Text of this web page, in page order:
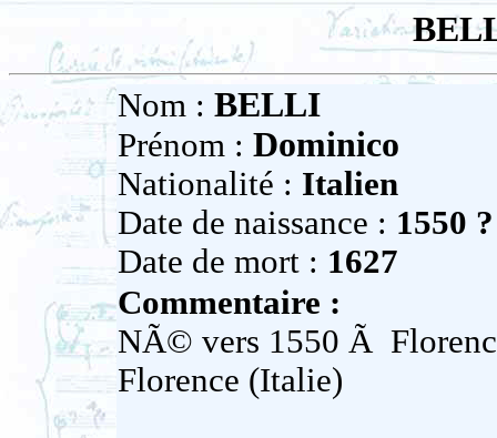
Nom : BELLI
Prénom : Dominico
Nationalité : Italien
Date de naissance : 1550 ?
Date de mort : 1627
Commentaire :
NÃ© vers 1550 Ã
Florence (Italie)